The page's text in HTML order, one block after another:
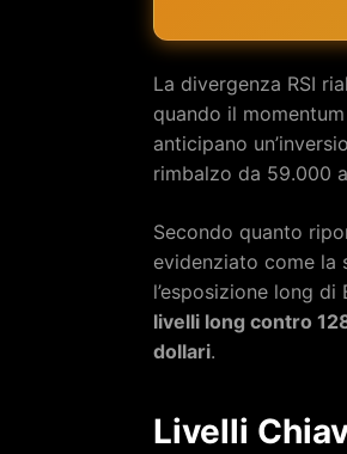
La divergenza RSI
quando il
anticipano
rimbalzo da 59.000
Secondo quanto
evidenziato come la
l’esposizione long
livelli long contro
dollari.
Livelli